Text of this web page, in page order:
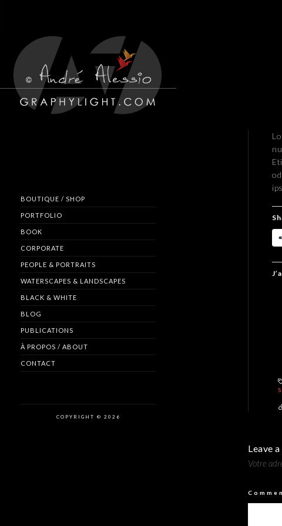
BOUTIQUE / SHOP
PORTFOLIO
BOOK
CORPORATE
PEOPLE & PORTRAITS
WATERSCAPES & LANDSCAPES
BLACK & WHITE
BLOG
PUBLICATIONS
À PROPOS / ABOUT
CONTACT
COPYRIGHT © 2026
Leave
Votre